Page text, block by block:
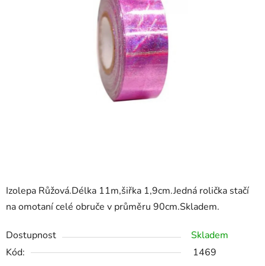
Izolepa Růžová.Délka 11m,šiřka 1,9cm.Jedná rolička stačí
na omotaní celé obruče v průměru 90cm.Skladem.
Dostupnost
Skladem
Kód:
1469